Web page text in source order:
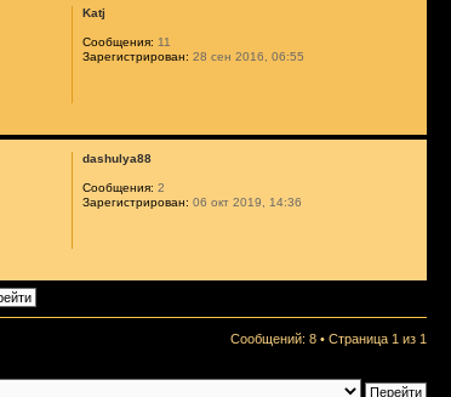
Katj
Сообщения: 11
Зарегистрирован: 28 сен 2016, 06:55
dashulya88
Сообщения: 2
Зарегистрирован: 06 окт 2019, 14:36
Сообщений: 8 • Страница 1 из 1